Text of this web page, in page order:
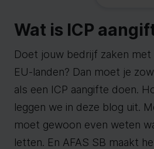
Wat is ICP
Doet jouw bedrijf zaken met
EU-landen? Dan moet je
als een ICP aangifte doen.
leggen we in deze blog uit.
moet gewoon even weten
letten. En AFAS SB maakt